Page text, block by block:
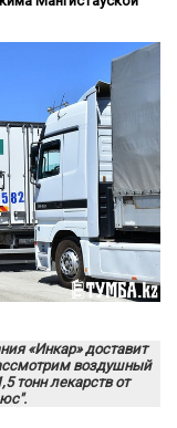
«Инкар» доставит
воздушный
тонн лекарств от